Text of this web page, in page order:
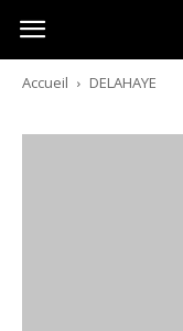
Australia-
australie.com
Accueil DELAHAYE